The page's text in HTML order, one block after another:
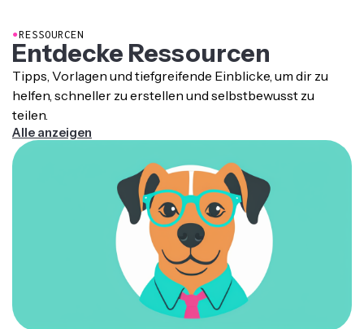
●RESSOURCEN
Entdecke Ressourcen
Tipps, Vorlagen und tiefgreifende Einblicke, um dir zu
helfen, schneller zu erstellen und selbstbewusst zu
teilen.
Alle anzeigen